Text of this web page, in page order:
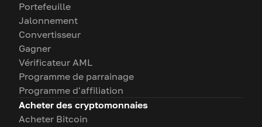
Portefeuille
Jalonnement
Convertisseur
Gagner
Vérificateur AML
Programme de parrainage
Programme d'affiliation
Acheter des cryptomonnaies
Acheter Bitcoin